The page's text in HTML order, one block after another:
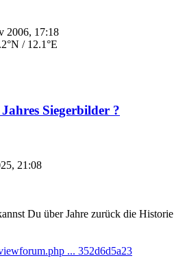
2006, 17:18
/ 12.1°E
Siegerbilder ?
21:08
Du über Jahre zurück die Historie
... 352d6d5a23